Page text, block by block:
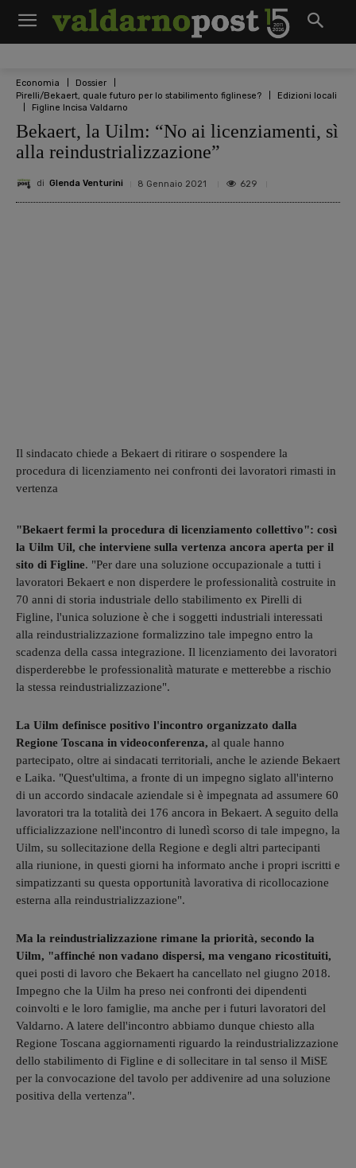
Economia
Dossier
Pirelli/Bekaert, quale futuro per lo stabilimento figlinese?
Edizioni locali
Figline Incisa Valdarno
Bekaert, la Uilm: “No ai licenziamenti, sì
alla reindustrializzazione”
di Glenda Venturini 8 Gennaio 2021 629
Il sindacato chiede a Bekaert di ritirare o sospendere la
procedura di licenziamento nei confronti dei lavoratori rimasti in
vertenza
"Bekaert fermi la procedura di licenziamento collettivo": così
la Uilm Uil, che interviene sulla vertenza ancora aperta per il
sito di Figline. "Per dare una soluzione occupazionale a tutti i
lavoratori Bekaert e non disperdere le professionalità costruite in
70 anni di storia industriale dello stabilimento ex Pirelli di
Figline, l'unica soluzione è che i soggetti industriali interessati
alla reindustrializzazione formalizzino tale impegno entro la
scadenza della cassa integrazione. Il licenziamento dei lavoratori
disperderebbe le professionalità maturate e metterebbe a rischio
la stessa reindustrializzazione".
La Uilm definisce positivo l'incontro organizzato dalla
Regione Toscana in videoconferenza, al quale hanno
partecipato, oltre ai sindacati territoriali, anche le aziende Bekaert
e Laika. "Quest'ultima, a fronte di un impegno siglato all'interno
di un accordo sindacale aziendale si è impegnata ad assumere 60
lavoratori tra la totalità dei 176 ancora in Bekaert. A seguito della
ufficializzazione nell'incontro di lunedì scorso di tale impegno, la
Uilm, su sollecitazione della Regione e degli altri partecipanti
alla riunione, in questi giorni ha informato anche i propri iscritti e
simpatizzanti su questa opportunità lavorativa di ricollocazione
esterna alla reindustrializzazione".
Ma la reindustrializzazione rimane la priorità, secondo la
Uilm, "affinché non vadano dispersi, ma vengano ricostituiti,
quei posti di lavoro che Bekaert ha cancellato nel giugno 2018.
Impegno che la Uilm ha preso nei confronti dei dipendenti
coinvolti e le loro famiglie, ma anche per i futuri lavoratori del
Valdarno. A latere dell'incontro abbiamo dunque chiesto alla
Regione Toscana aggiornamenti riguardo la reindustrializzazione
dello stabilimento di Figline e di sollecitare in tal senso il MiSE
per la convocazione del tavolo per addivenire ad una soluzione
positiva della vertenza".